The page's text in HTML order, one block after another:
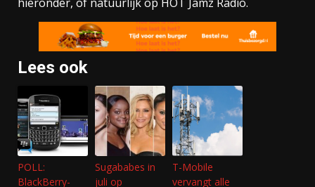
Lees ook
POLL:
BlackBerry-
Sugababes in
juli op
T-Mobile
vervangt alle